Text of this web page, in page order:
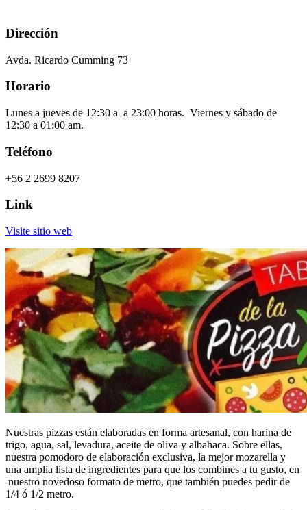
Dirección
Avda. Ricardo Cumming 73
Horario
Lunes a jueves de 12:30 a a 23:00 horas. Viernes y sábado de
12:30 a 01:00 am.
Teléfono
+56 2 2699 8207
Link
Visite sitio web
Nuestras pizzas están elaboradas en forma artesanal, con harina de
trigo, agua, sal, levadura, aceite de oliva y albahaca. Sobre ellas,
nuestra pomodoro de elaboración exclusiva, la mejor mozarella y
una amplia lista de ingredientes para que los combines a tu gusto, en
nuestro novedoso formato de metro, que también puedes pedir de
1/4 ó 1/2 metro.